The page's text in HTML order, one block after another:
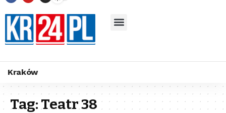
Kraków
Tag:Teatr 38